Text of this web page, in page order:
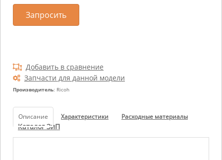
Добавить в сравнение
Запчасти для данной модели
Производитель: Ricoh
Запросить
Описание Характеристики Расходные материалы
Каталог ЗиП